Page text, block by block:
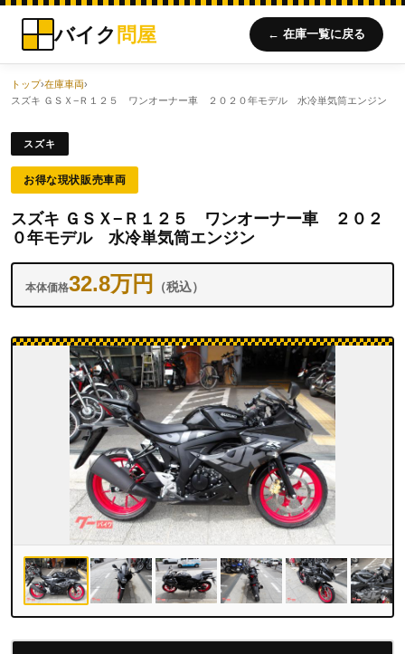
バイク 問屋 ← 在庫一覧に戻る
トップ›在庫車両›
スズキ ＧＳＸ−Ｒ１２５ ワンオーナー車 ２０２０年モデル 水冷単気筒エンジン
スズキ
お得な現状販売車両
スズキ ＧＳＸ−Ｒ１２５ ワンオーナー車 ２０２
０年モデル 水冷単気筒エンジン
本体価格32.8万円 （税込）